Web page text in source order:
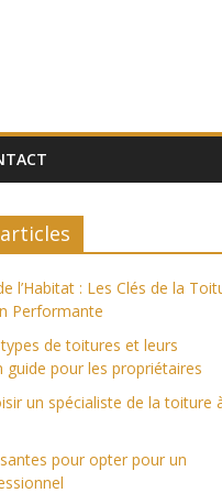
l’Habitat : Les Clés de la
Performante
de toitures et leurs
guide pour les propriétaires
un spécialiste de la toiture
pour opter pour un